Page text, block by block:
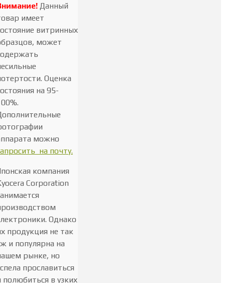
Данный
имеет
витринных
может
Оценка
на 95-
можно
на почту.
компания
Corporation
Однако
продукция не так
и популярна на
рынке, но
прославиться
полюбиться в узких